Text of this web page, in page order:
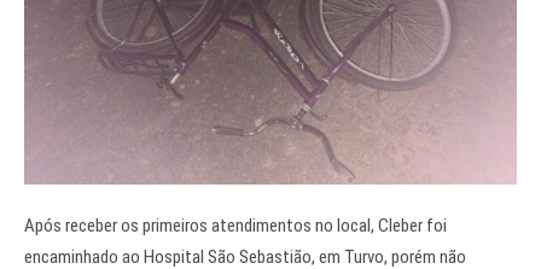
Após receber os primeiros atendimentos no local, Cleber foi
encaminhado ao Hospital São Sebastião, em Turvo, porém não